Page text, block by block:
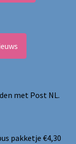
met Post NL.
pakketje €4,30